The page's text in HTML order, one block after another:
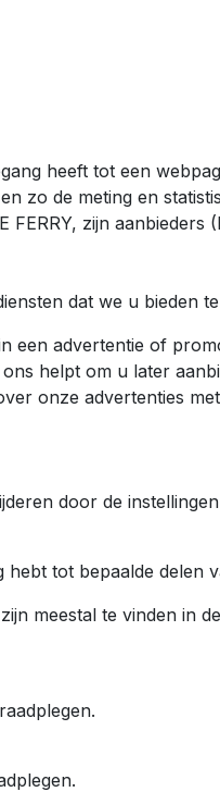
heeft tot een
zo de meting en
zijn aanbieders
dat we u bieden
een advertentie of
helpt om u later
onze advertenties
door de
tot bepaalde delen
meestal te vinden in